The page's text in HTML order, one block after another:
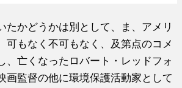
たかどうかは別として、ま、アメリ
可もなく不可もなく、及第点のコメ
、亡くなったロバート・レッドフォ
画監督の他に環境保護活動家として